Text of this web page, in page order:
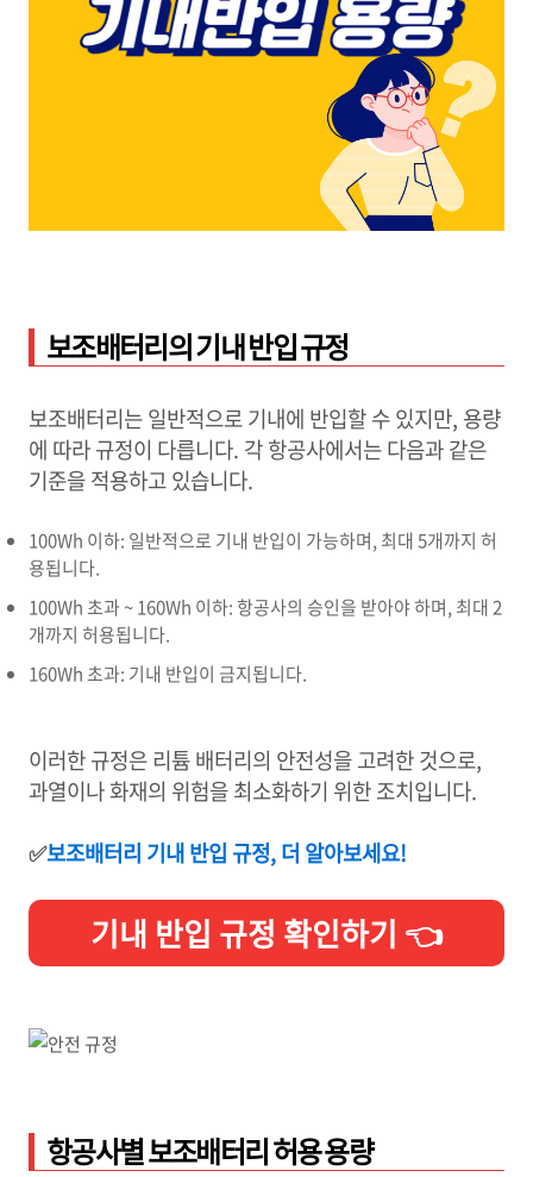
보조배터리의 기내 반입 규정
보조배터리는 일반적으로 기내에 반입할 수 있지만, 용량
에 따라 규정이 다릅니다. 각 항공사에서는 다음과 같은
기준을 적용하고 있습니다.
100Wh 이하: 일반적으로 기내 반입이 가능하며, 최대 5개까지 허
용됩니다.
100Wh 초과 ~ 160Wh 이하: 항공사의 승인을 받아야 하며, 최대 2
개까지 허용됩니다.
160Wh 초과: 기내 반입이 금지됩니다.
이러한 규정은 리튬 배터리의 안전성을 고려한 것으로,
과열이나 화재의 위험을 최소화하기 위한 조치입니다.
✅보조배터리 기내 반입 규정, 더 알아보세요!
기내 반입 규정 확인하기 👈
항공사별 보조배터리 허용 용량